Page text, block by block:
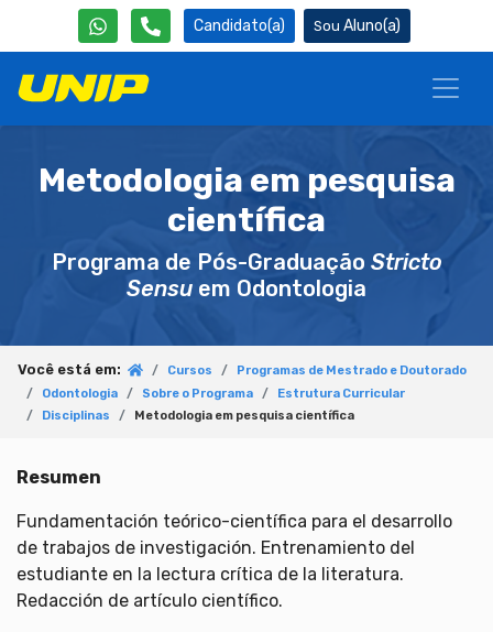
Candidato(a) Aluno(a)
Metodologia em pesquisa
científica
Programa de Pós-Graduação Stricto
Sensu em Odontologia
Você está em: Cursos
Programas de Mestrado e Doutorado
Odontologia
Sobre o Programa
Estrutura Curricular
Disciplinas
Metodologia em pesquisa científica
Resumen
Fundamentación teórico-científica para el desarrollo
de trabajos de investigación. Entrenamiento del
estudiante en la lectura crítica de la literatura.
Redacción de artículo científico.